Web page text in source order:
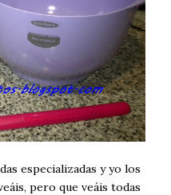
especializadas y yo los
pero que veáis todas